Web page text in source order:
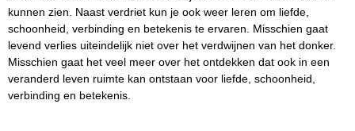
kunnen zien. Naast verdriet kun je ook weer leren om liefde,
schoonheid, verbinding en betekenis te ervaren. Misschien gaat
levend verlies uiteindelijk niet over het verdwijnen van het donker.
Misschien gaat het veel meer over het ontdekken dat ook in een
veranderd leven ruimte kan ontstaan voor liefde, schoonheid,
verbinding en betekenis.